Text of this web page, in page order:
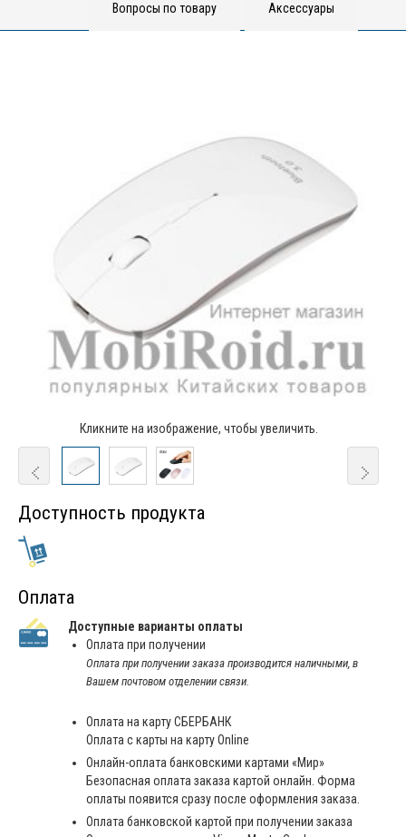
Вопросы по товару Аксессуары
Кликните на изображение, чтобы увеличить.
Доступность продукта
Оплата
Доступные варианты оплаты
Оплата при получении
Оплата при получении заказа производится наличными, в
Вашем почтовом отделении связи.
Оплата на карту СБЕРБАНК
Оплата с карты на карту Online
Онлайн-оплата банковскими картами «Мир»
Безопасная оплата заказа картой онлайн. Форма
оплаты появится сразу после оформления заказа.
Оплата банковской картой при получении заказа